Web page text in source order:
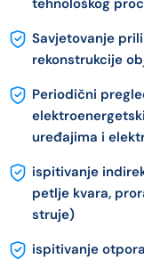
Savjetovanje
rekonstrukcije
Periodični
uređajima i
ispitivanje
petlje kvara,
struje)
ispitivanje